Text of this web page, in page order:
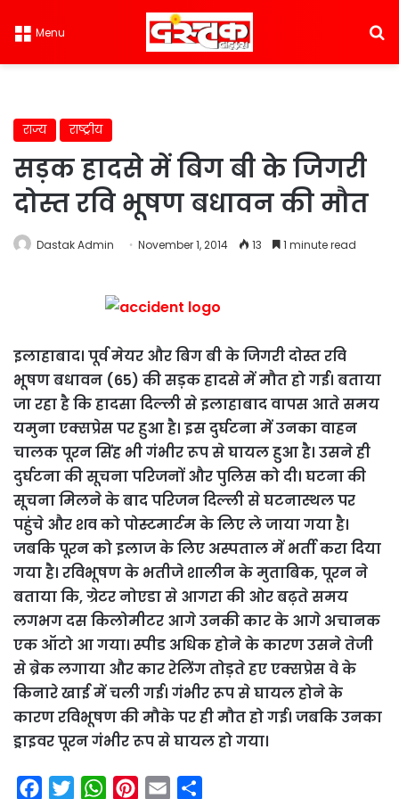
Menu
राज्य राष्ट्रीय
सड़क हादसे में बिग बी के जिगरी
दोस्त रवि भूषण बधावन की मौत
Dastak Admin November 1, 2014 13 1 minute read
इलाहाबाद। पूर्व मेयर और बिग बी के जिगरी दोस्त रवि
भूषण बधावन (65) की सड़क हादसे में मौत हो गई। बताया
जा रहा है कि हादसा दिल्ली से इलाहाबाद वापस आते समय
यमुना एक्सप्रेस पर हुआ है। इस दुर्घटना में उनका वाहन
चालक पूरन सिंह भी गंभीर रूप से घायल हुआ है। उसने ही
दुर्घटना की सूचना परिजनों और पुलिस को दी। घटना की
सूचना मिलने के बाद परिजन दिल्ली से घटनास्थल पर
पहुंचे और शव को पोस्टमार्टम के लिए ले जाया गया है।
जबकि पूरन को इलाज के लिए अस्पताल में भर्ती करा दिया
गया है। रविभूषण के भतीजे शालीन के मुताबिक, पूरन ने
बताया कि, ग्रेटर नोएडा से आगरा की ओर बढ़ते समय
लगभग दस किलोमीटर आगे उनकी कार के आगे अचानक
एक ऑटो आ गया। स्पीड अधिक होने के कारण उसने तेजी
से ब्रेक लगाया और कार रेलिंग तोड़ते हए एक्सप्रेस वे के
किनारे खाई में चली गई। गंभीर रूप से घायल होने के
कारण रविभूषण की मौके पर ही मौत हो गई। जबकि उनका
ड्राइवर पूरन गंभीर रूप से घायल हो गया।
W